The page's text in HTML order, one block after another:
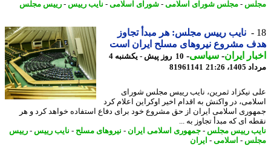
-مجلس شورای اسلامی-شورای اسلامی-نایب رییس -رییس مجلس
نایب رییس مجلس: هر مبدأ تجاوز
مشروع نیروهای مسلح ایران است
ایران- سیاسی-
10 روز پیش - یکشنبه 4
21:26
81961141
نیکزاد ثمرین، نایب رییس مجلس شورای
در واکنش به اقدام اخیر اوکراین اعلام کرد
اسلامی ایران از حق مشروع خود برای دفاع استفاده خواهد کرد و هر
ای که مبدأ تجاوز به ...
رییس مجلس-جمهوری اسلامی ایران - نیروهای مسلح-نایب رییس -رییس
-اسلامی-ایران